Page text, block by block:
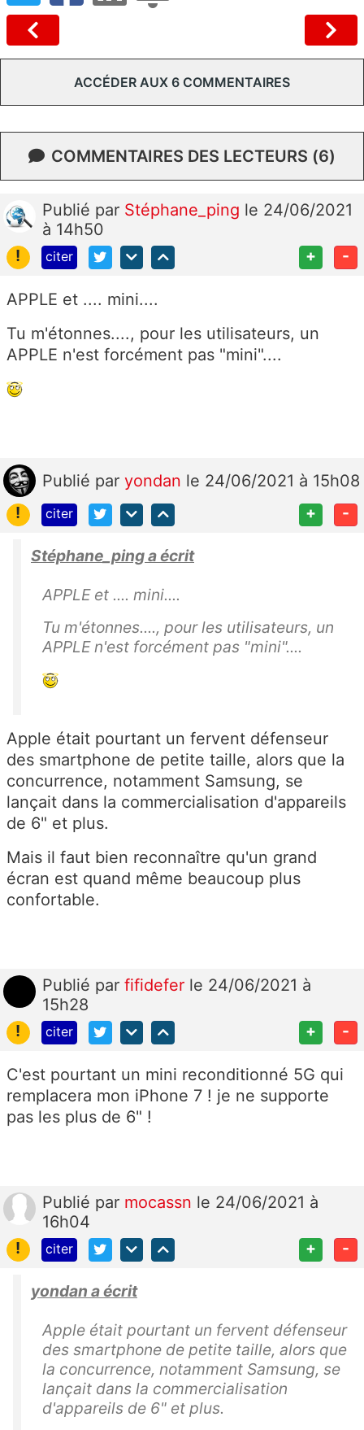
ACCÉDER AUX 6 COMMENTAIRES
COMMENTAIRES DES LECTEURS (6)
Publié par Stéphane_ping le 24/06/2021
à 14h50
!
citer + -
APPLE et .... mini....
Tu m'étonnes...., pour les utilisateurs, un
APPLE n'est forcément pas "mini"....
Publié par yondan le 24/06/2021 à 15h08
!
citer + -
Stéphane_ping a écrit
APPLE et .... mini....
Tu m'étonnes...., pour les utilisateurs, un
APPLE n'est forcément pas "mini"....
Apple était pourtant un fervent défenseur
des smartphone de petite taille, alors que la
concurrence, notamment Samsung, se
lançait dans la commercialisation d'appareils
de 6" et plus.
Mais il faut bien reconnaître qu'un grand
écran est quand même beaucoup plus
confortable.
Publié par fifidefer le 24/06/2021 à
15h28
!
citer + -
C'est pourtant un mini reconditionné 5G qui
remplacera mon iPhone 7 ! je ne supporte
pas les plus de 6" !
Publié par mocassn le 24/06/2021 à
16h04
!
citer + -
yondan a écrit
Apple était pourtant un fervent défenseur
des smartphone de petite taille, alors que
la concurrence, notamment Samsung, se
lançait dans la commercialisation
d'appareils de 6" et plus.